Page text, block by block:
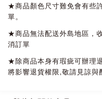
★商品顏色尺寸難免會有些
單。
★商品無法配送外島地區，
消訂單
★除商品本身有瑕疵可辦理
將影響退貨權限,敬請見諒與